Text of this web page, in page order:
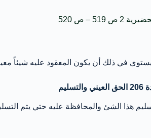
– ص 520
في ذلك أن يكون المعقود عليه شيئاً
هذا الشئ والمحافظة عليه حتي يتم